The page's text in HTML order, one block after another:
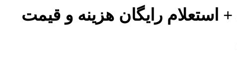
+ استعلام رایگان هزینه و قیمت